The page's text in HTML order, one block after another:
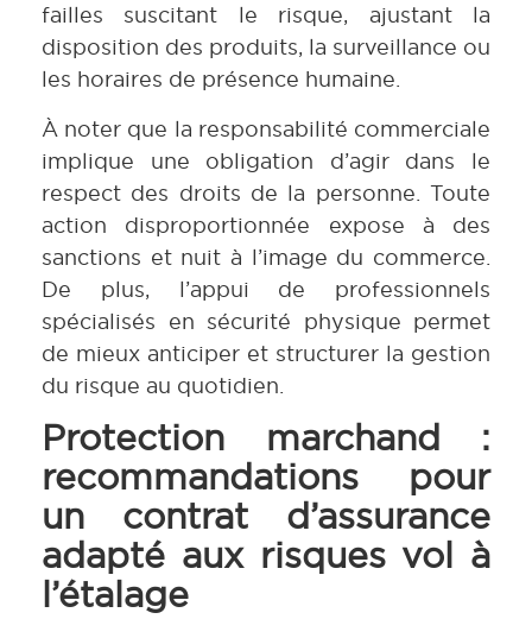
failles suscitant le risque, ajustant la
disposition des produits, la surveillance ou
les horaires de présence humaine.
À noter que la responsabilité commerciale
implique une obligation d’agir dans le
respect des droits de la personne. Toute
action disproportionnée expose à des
sanctions et nuit à l’image du commerce.
De plus, l’appui de professionnels
spécialisés en sécurité physique permet
de mieux anticiper et structurer la gestion
du risque au quotidien.
Protection marchand :
recommandations pour
un contrat d’assurance
adapté aux risques vol à
l’étalage